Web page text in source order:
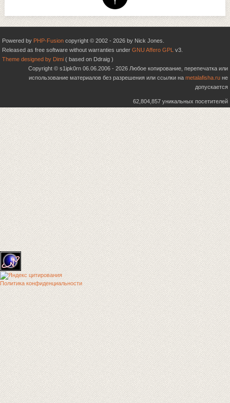
Powered by PHP-Fusion copyright © 2002 - 2026 by Nick Jones.
Released as free software without warranties under GNU Affero GPL v3.
Theme designed by Dimi ( based on Ddraig )
Copyright © s1ipk0rn 06.06.2006 - 2026 Любое копирование, перепечатка или
использование материалов без разрешения или ссылки на metalafisha.ru не
допускается
62,804,857 уникальных посетителей
Политика конфиденциальности